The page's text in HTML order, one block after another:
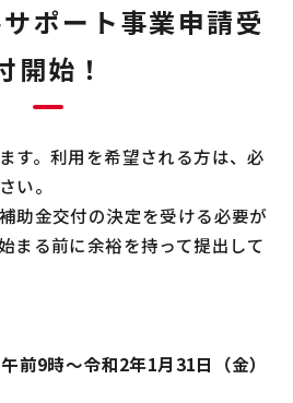
ポート事業申請受
開始！
す。利用を希望される方は、必
い。
助金交付の決定を受ける必要が
まる前に余裕を持って提出して
前9時〜令和2年1月31日（金）